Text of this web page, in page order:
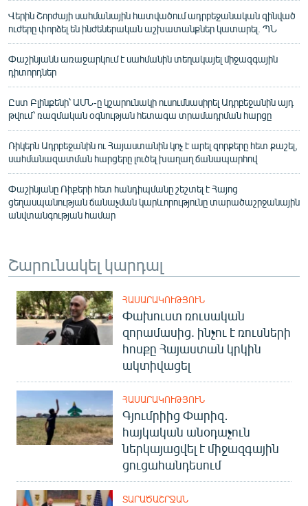
Վերին Շորժայի սահմանային հատվածում ադրբեջանական զինված
ուժերը փորձել են ինժեներական աշխատանքներ կատարել. ՊՆ
Փաշինյանն առաջարկում է սահմանին տեղակայել միջազգային
դիտորդներ
Ըստ Բլինքենի՝ ԱՄՆ-ը կշարունակի ուսումնասիրել Ադրբեջանին այդ
թվում՝ ռազմական օգնության հետագա տրամադրման հարցը
Ռիկերն Ադրբեջանին ու Հայաստանին կոչ է արել զորքերը հետ քաշել,
սահմանազատման հարցերը լուծել խաղաղ ճանապարհով
Փաշինյանը Ռիքերի հետ հանդիպմանը շեշտել է Հայոց
ցեղասպանության ճանաչման կարևորությունը տարածաշրջանային
անվտանգության համար
Շարունակել կարդալ
ՀԱՍԱՐԱԿՈՒԹՅՈՒՆ
Փախուստ ռուսական
զորամասից. ինչու է ռուսների
հոսքը Հայաստան կրկին
ակտիվացել
ՀԱՍԱՐԱԿՈՒԹՅՈՒՆ
Գյումրիից Փարիզ․
հայկական անօդաչուն
ներկայացվել է միջազգային
ցուցահանդեսում
ՏԱՐԱԾԱՇՐՋԱՆ